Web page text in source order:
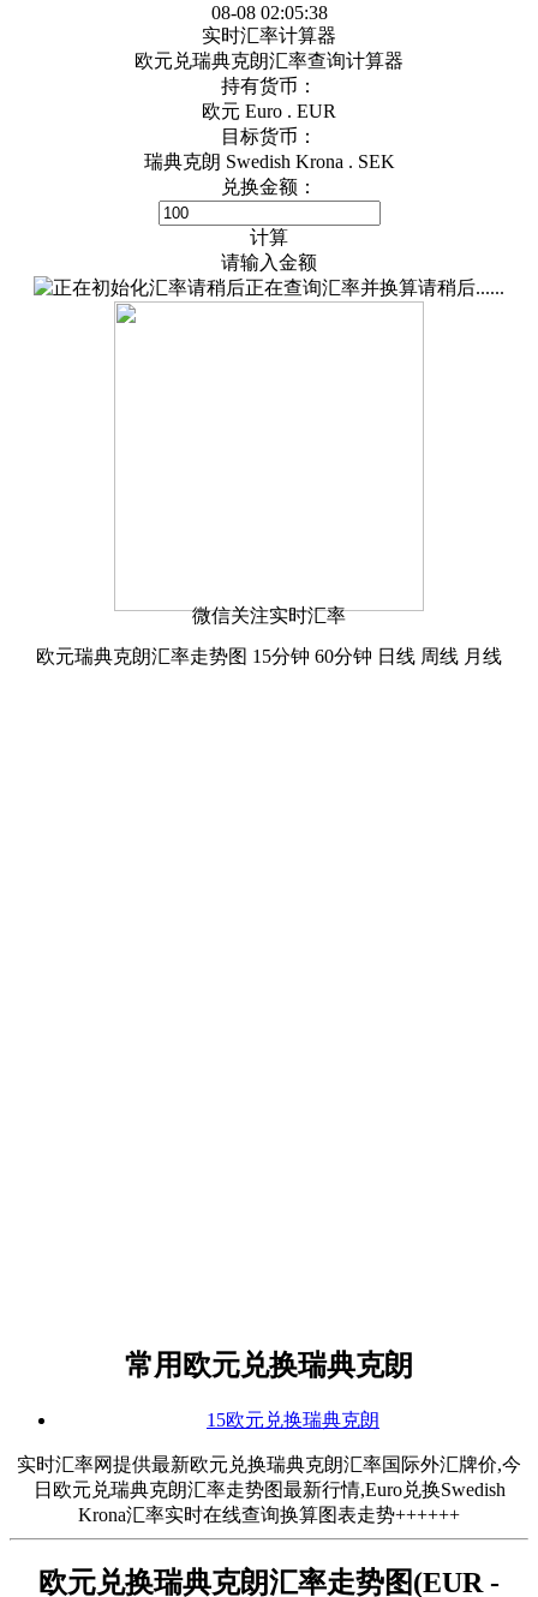
08-08 02:05:38
实时汇率计算器
欧元兑瑞典克朗汇率查询计算器
持有货币：
欧元 Euro . EUR
目标货币：
瑞典克朗 Swedish Krona . SEK
兑换金额：
计算
请输入金额
正在查询汇率并换算请稍后......
微信关注实时汇率
欧元瑞典克朗汇率走势图 15分钟 60分钟 日线 周线 月线
常用欧元兑换瑞典克朗
15欧元兑换瑞典克朗
实时汇率网提供最新欧元兑换瑞典克朗汇率国际外汇牌价,今
日欧元兑瑞典克朗汇率走势图最新行情,Euro兑换Swedish
Krona汇率实时在线查询换算图表走势++++++
欧元兑换瑞典克朗汇率走势图(EUR -